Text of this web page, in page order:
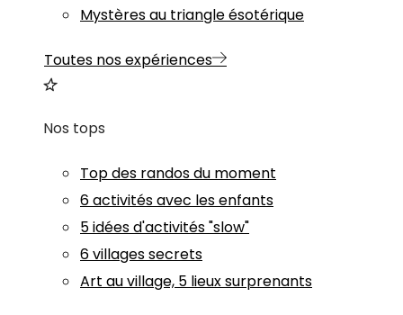
Mystères au triangle ésotérique
Toutes nos expériences
Nos tops
Top des randos du moment
6 activités avec les enfants
5 idées d'activités "slow"
6 villages secrets
Art au village, 5 lieux surprenants